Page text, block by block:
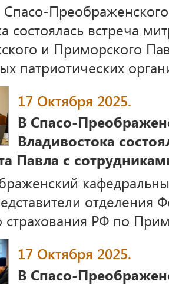
Спасо-
состоялась встреча
и Приморского
патриотических
17 Октября 2025.
В Спасо-
Владивостока
Павла с
отделения
страхования РФ по
17 Октября 2025.
В Спасо-